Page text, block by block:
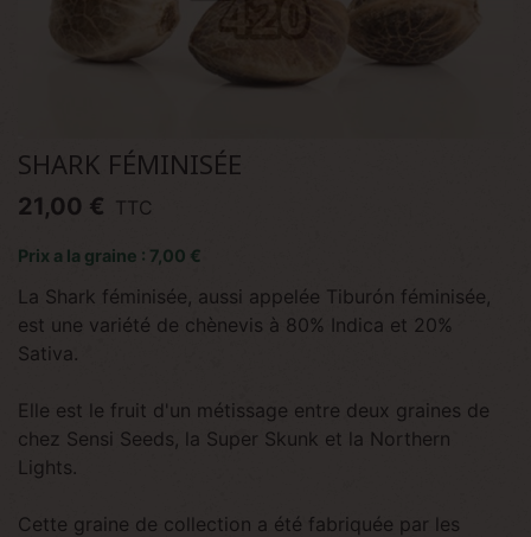
SHARK FÉMINISÉE
21,00 € TTC
Prix a la graine : 7,00 €
La Shark féminisée, aussi appelée Tiburón féminisée,
est une variété de chènevis à 80% Indica et 20%
Sativa.
Elle est le fruit d'un métissage entre deux graines de
chez Sensi Seeds, la Super Skunk et la Northern
Lights.
Cette graine de collection a été fabriquée par les